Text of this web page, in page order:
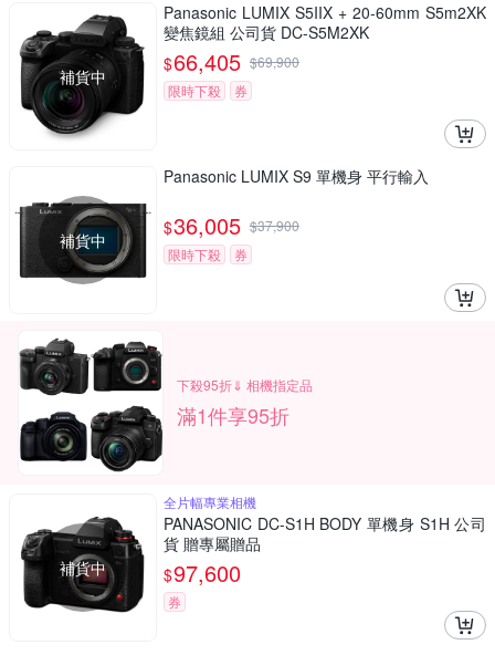
補貨中
Panasonic LUMIX S5IIX + 20-60mm S5m2XK
變焦鏡組 公司貨 DC-S5M2XK
$66,405 $69,900
限時下殺
券
補貨中
Panasonic LUMIX S9 單機身 平行輸入
$36,005 $37,900
限時下殺
券
下殺95折⇓ 相機指定品
滿1件享95折
補貨中
全片幅專業相機
PANASONIC DC-S1H BODY 單機身 S1H 公司
貨 贈專屬贈品
$97,600
券